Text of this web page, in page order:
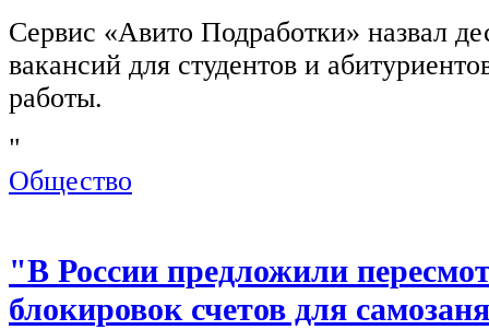
Сервис «Авито Подработки» назвал
вакансий для студентов и
работы.
"
Общество
"В России предложили
блокировок счетов для